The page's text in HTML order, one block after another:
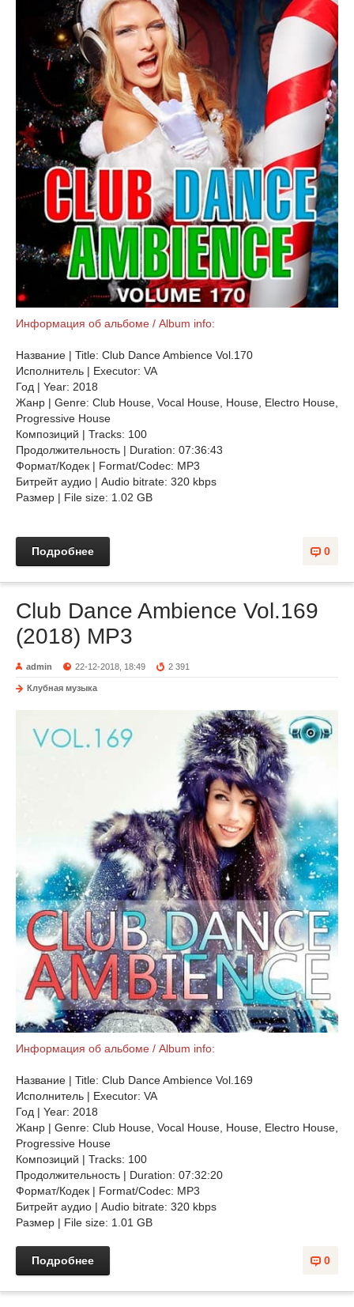
Информация об альбоме / Album info:
Название | Title: Club Dance Ambience Vol.170
Исполнитель | Executor: VA
Год | Year: 2018
Жанр | Genre: Club House, Vocal House, House, Electro House,
Progressive House
Композиций | Tracks: 100
Продолжительность | Duration: 07:36:43
Формат/Кодек | Format/Codec: MP3
Битрейт аудио | Audio bitrate: 320 kbps
Размер | File size: 1.02 GB
0
Подробнее
Club Dance Ambience Vol.169
(2018) MP3
admin 22-12-2018, 18:49 2 391
Клубная музыка
Информация об альбоме / Album info:
Название | Title: Club Dance Ambience Vol.169
Исполнитель | Executor: VA
Год | Year: 2018
Жанр | Genre: Club House, Vocal House, House, Electro House,
Progressive House
Композиций | Tracks: 100
Продолжительность | Duration: 07:32:20
Формат/Кодек | Format/Codec: MP3
Битрейт аудио | Audio bitrate: 320 kbps
Размер | File size: 1.01 GB
0
Подробнее